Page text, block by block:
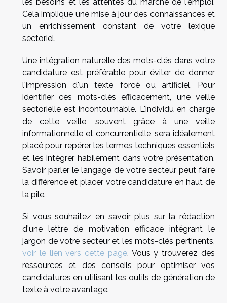
Cela implique une mise à jour des connaissances et
un enrichissement constant de votre lexique
sectoriel.
Une intégration naturelle des mots-clés dans votre
candidature est préférable pour éviter de donner
l'impression d'un texte forcé ou artificiel. Pour
identifier ces mots-clés efficacement, une veille
sectorielle est incontournable. L'individu en charge
de cette veille, souvent grâce à une veille
informationnelle et concurrentielle, sera idéalement
placé pour repérer les termes techniques essentiels
et les intégrer habilement dans votre présentation.
Savoir parler le langage de votre secteur peut faire
la différence et placer votre candidature en haut de
la pile.
Si vous souhaitez en savoir plus sur la rédaction
d'une lettre de motivation efficace intégrant le
jargon de votre secteur et les mots-clés pertinents,
voir le lien vers cette page. Vous y trouverez des
ressources et des conseils pour optimiser vos
candidatures en utilisant les outils de génération de
texte à votre avantage.